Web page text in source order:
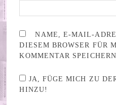
NAME, E-MAIL-
DIESEM BROWSER FÜR
KOMMENTAR SPEICHERN.
JA, FÜGE MICH ZU
HINZU!